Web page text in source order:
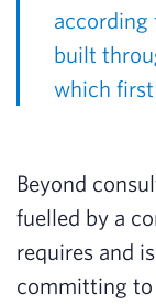
according
built
which first
Beyond
fuelled by a
requires and
committing to